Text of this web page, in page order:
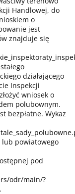
Handlowej, do
o
jest
znajduje się
działającego
Inspekcji
wniosek o
polubownym.
bezpłatne. Wykaz
lub powiatowego
pod
odr/main/?
.